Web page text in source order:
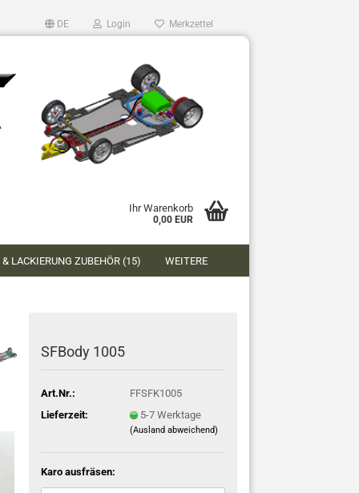
DE Login Merkzettel
Ihr Warenkorb
0,00 EUR
LACKIERUNG ZUBEHÖR (15) WEITERE
SFBody 1005
Art.Nr.:
FFSFK1005
Lieferzeit:
5-7 Werktage
(Ausland abweichend)
Karo ausfräsen: